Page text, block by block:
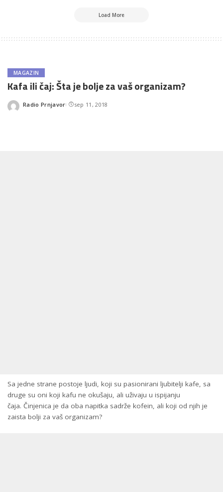
Load More
MAGAZIN
Kafa ili čaj: Šta je bolje za vaš organizam?
Posted
Radio Prnjavor sep 11, 2018
Sa jedne strane postoje ljudi, koji su pasionirani ljubitelji kafe, sa
druge su oni koji kafu ne okušaju, ali uživaju u ispijanju
čaja. Činjenica je da oba napitka sadrže kofein, ali koji od njih je
zaista bolji za vaš organizam?